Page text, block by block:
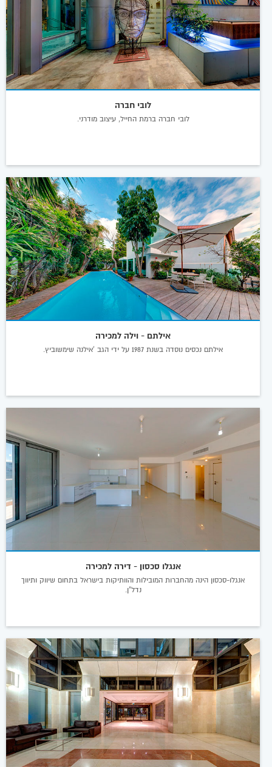
לובי חברה
לובי חברה ברמת החייל, עיצוב מודרני.
אילתם - וילה למכירה
אילתם נכסים נוסדה בשנת 1987 על ידי הגב 'אילנה שימשוביץ.
אנגלו סכסון - דירה למכירה
אנגלו-סכסון הינה מהחברות המובילות והוותיקות בישראל בתחום שיווק ותיווך
נדל"ן.